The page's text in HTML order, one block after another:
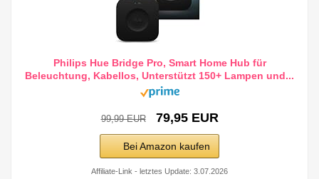
Philips Hue Bridge Pro, Smart Home Hub für
Beleuchtung, Kabellos, Unterstützt 150+ Lampen und...
99,99 EUR 79,95 EUR
Bei Amazon kaufen
Affiliate-Link - letztes Update: 3.07.2026